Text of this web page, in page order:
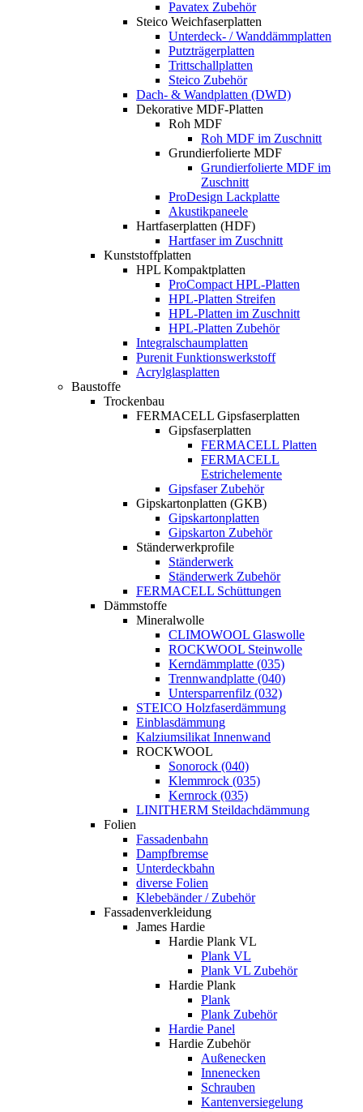
Pavatex Zubehör
Steico Weichfaserplatten
Unterdeck- / Wanddämmplatten
Putzträgerplatten
Trittschallplatten
Steico Zubehör
Dach- & Wandplatten (DWD)
Dekorative MDF-Platten
Roh MDF
Roh MDF im Zuschnitt
Grundierfolierte MDF
Grundierfolierte MDF im
Zuschnitt
ProDesign Lackplatte
Akustikpaneele
Hartfaserplatten (HDF)
Hartfaser im Zuschnitt
Kunststoffplatten
HPL Kompaktplatten
ProCompact HPL-Platten
HPL-Platten Streifen
HPL-Platten im Zuschnitt
HPL-Platten Zubehör
Integralschaumplatten
Purenit Funktionswerkstoff
Acrylglasplatten
Baustoffe
Trockenbau
FERMACELL Gipsfaserplatten
Gipsfaserplatten
FERMACELL Platten
FERMACELL
Estrichelemente
Gipsfaser Zubehör
Gipskartonplatten (GKB)
Gipskartonplatten
Gipskarton Zubehör
Ständerwerkprofile
Ständerwerk
Ständerwerk Zubehör
FERMACELL Schüttungen
Dämmstoffe
Mineralwolle
CLIMOWOOL Glaswolle
ROCKWOOL Steinwolle
Kerndämmplatte (035)
Trennwandplatte (040)
Untersparrenfilz (032)
STEICO Holzfaserdämmung
Einblasdämmung
Kalziumsilikat Innenwand
ROCKWOOL
Sonorock (040)
Klemmrock (035)
Kernrock (035)
LINITHERM Steildachdämmung
Folien
Fassadenbahn
Dampfbremse
Unterdeckbahn
diverse Folien
Klebebänder / Zubehör
Fassadenverkleidung
James Hardie
Hardie Plank VL
Plank VL
Plank VL Zubehör
Hardie Plank
Plank
Plank Zubehör
Hardie Panel
Hardie Zubehör
Außenecken
Innenecken
Schrauben
Kantenversiegelung